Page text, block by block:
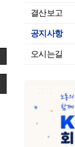
결산보고
공지사항
오시는길